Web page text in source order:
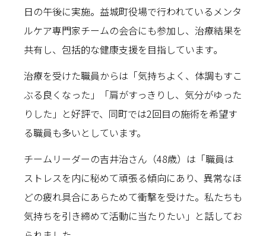
日の午後に実施。益城町役場で行われているメンタ
ルケア専門家チームの会合にも参加し、治療結果を
共有し、包括的な健康支援を目指しています｡
治療を受けた職員からは「気持ちよく、体調もすこ
ぶる良くなった」「肩がすっきりし、気分がゆった
りした」と好評で、同町では2回目の施術を希望す
る職員も多いとしています。
チームリーダーの吉井治さん（48歳）は「職員は
ストレスを内に秘めて頑張る傾向にあり、異常なほ
どの疲れ具合にあらためて衝撃を受けた。私たちも
気持ちを引き締めて活動に当たりたい」と話してお